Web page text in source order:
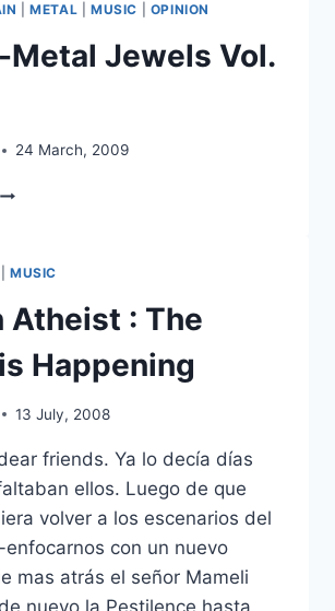
|METAL MUSIC OPINION
Metal Jewels Vol.
24 March, 2009
KALISIA-
MUSIC
Atheist : The
Happening
13 July, 2008
friends. Ya lo decía días
ellos. Luego de que
volver a los escenarios del
con un nuevo
mas atrás el señor Mameli
nuevo la Pestilence hasta